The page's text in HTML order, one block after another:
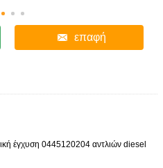
επαφή
έγχυση 0445120204 αντλιών diesel